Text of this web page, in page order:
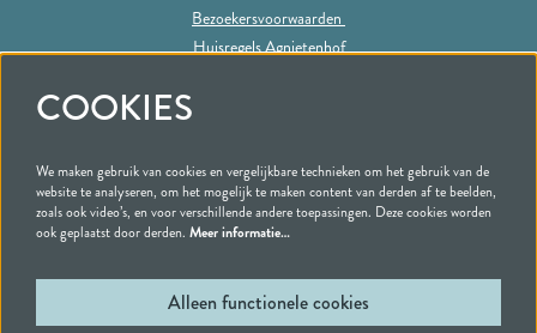
Bezoekersvoorwaarden
Huisregels Agnietenhof
Volg ons
Schrijf je in voor onze nieuwsbrief
COOKIES
We maken gebruik van cookies en vergelijkbare technieken om het gebruik van de
website te analyseren, om het mogelijk te maken content van derden af te beelden,
zoals ook video’s, en voor verschillende andere toepassingen. Deze cookies worden
ook geplaatst door derden. Meer informatie…
Alleen functionele cookies